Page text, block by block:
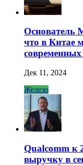
Основатель
что в Китае
Дек 11, 2024
Железо
Qualcomm к
выручку в